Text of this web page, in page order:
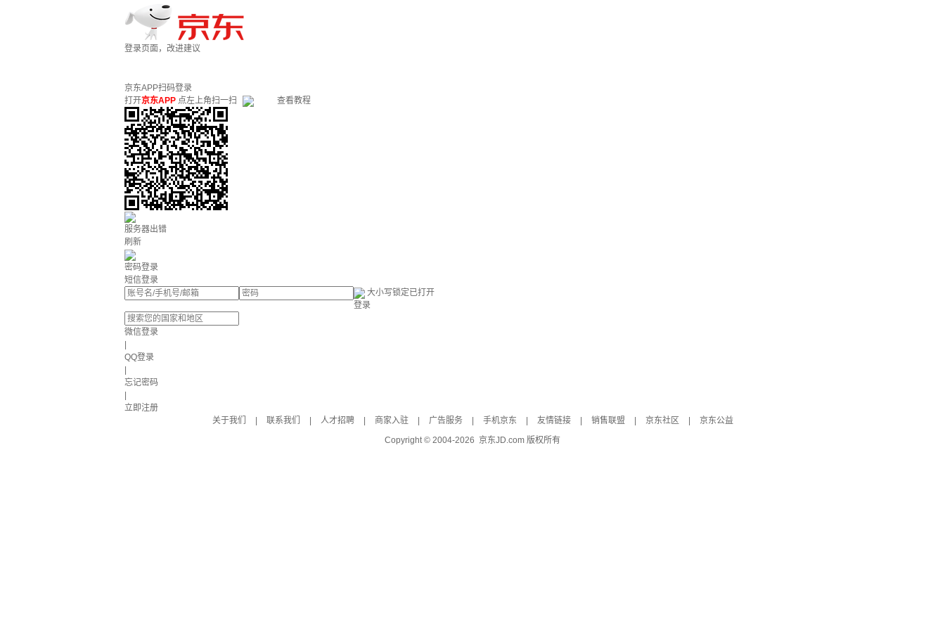
登录页面，改进建议
京东APP扫码登录
打开京东APP 点左上角扫一扫 查看教程
服务器出错
刷新
密码登录
短信登录
大小写锁定已打开
登录
微信登录
QQ登录
忘记密码
立即注册
关于我们
联系我们 人才招聘 商家入驻 广告服务 手机京东 友情链接 销售联盟 京东社区
京东公益
Copyright © 2004-2026 京东JD.com 版权所有